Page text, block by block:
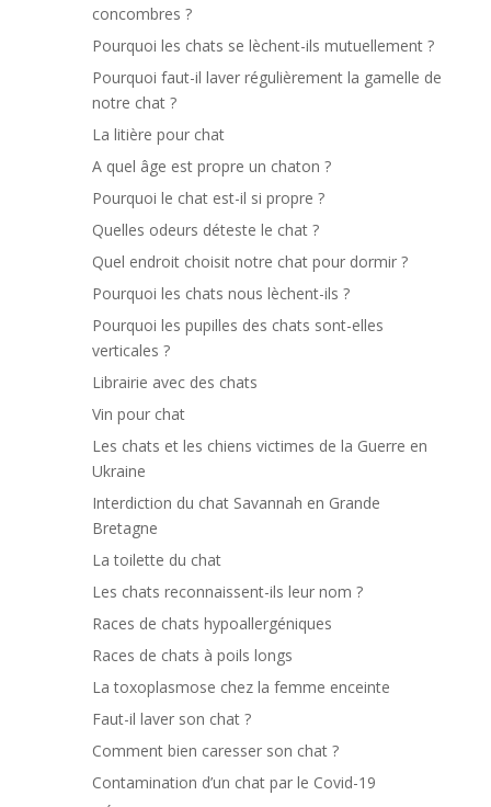
concombres ?
Pourquoi les chats se lèchent-ils mutuellement ?
Pourquoi faut-il laver régulièrement la gamelle de
notre chat ?
La litière pour chat
A quel âge est propre un chaton ?
Pourquoi le chat est-il si propre ?
Quelles odeurs déteste le chat ?
Quel endroit choisit notre chat pour dormir ?
Pourquoi les chats nous lèchent-ils ?
Pourquoi les pupilles des chats sont-elles
verticales ?
Librairie avec des chats
Vin pour chat
Les chats et les chiens victimes de la Guerre en
Ukraine
Interdiction du chat Savannah en Grande
Bretagne
La toilette du chat
Les chats reconnaissent-ils leur nom ?
Races de chats hypoallergéniques
Races de chats à poils longs
La toxoplasmose chez la femme enceinte
Faut-il laver son chat ?
Comment bien caresser son chat ?
Contamination d’un chat par le Covid-19